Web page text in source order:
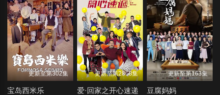
更新至第302集
宝岛西米乐
更新至第2868集
爱·回家之开心速递
更新至第163集
豆腐妈妈